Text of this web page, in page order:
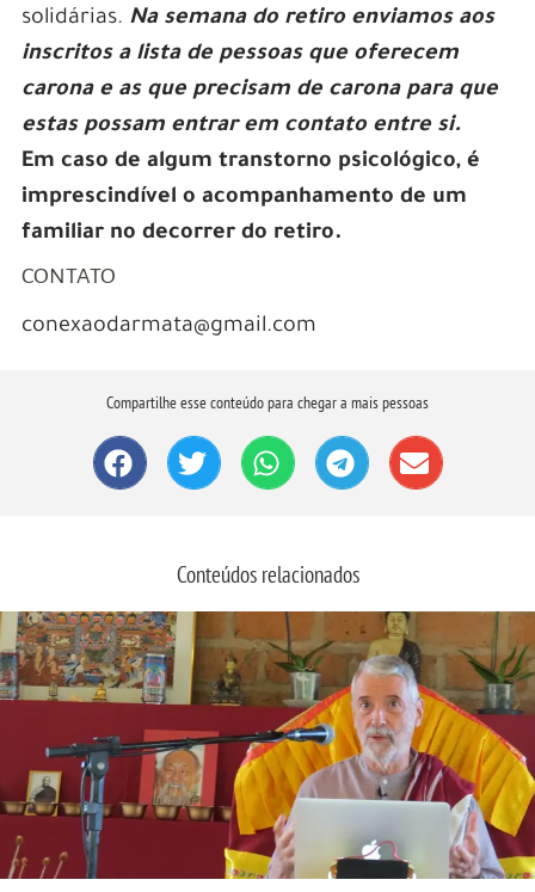
solidárias. Na semana do retiro enviamos aos
inscritos a lista de pessoas que oferecem
carona e as que precisam de carona para que
estas possam entrar em contato entre si.
Em caso de algum transtorno psicológico, é
imprescindível o acompanhamento de um
familiar no decorrer do retiro.
CONTATO
conexaodarmata@gmail.com
Compartilhe esse conteúdo para chegar a mais pessoas
Conteúdos relacionados